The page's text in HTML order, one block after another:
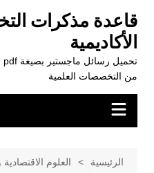
المحتوى
قاعدة مذكرات
الأكاديمية
من التخصصات العلمية
الرئيسية
العلوم